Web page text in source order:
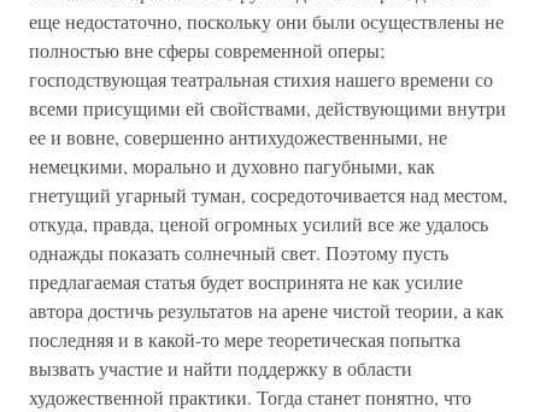
еще недостаточно, поскольку они были осуществлены не
полностью вне сферы современной оперы;
господствующая театральная стихия нашего времени со
всеми присущими ей свойствами, действующими внутри
ее и вовне, совершенно антихудожественными, не
немецкими, морально и духовно пагубными, как
гнетущий угарный туман, сосредоточивается над местом,
откуда, правда, ценой огромных усилий все же удалось
однажды показать солнечный свет. Поэтому пусть
предлагаемая статья будет воспринята не как усилие
автора достичь результатов на арене чистой теории, а как
последняя и в какой-то мере теоретическая попытка
вызвать участие и найти поддержку в области
художественной практики. Тогда станет понятно, что